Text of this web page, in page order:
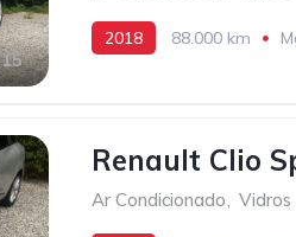
15
2018 88.000 km
Renault Clio
Ar Condicionado Vidros